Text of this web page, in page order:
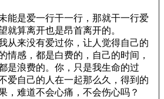
能是爱一行干一行，那就干一行爱
就算离开也是昂首离开的。
从来没有爱过你，让人觉得自己的
情感，都是白费的，自己的时间，
是浪费的。你，只是我生命的过
爱自己的人在一起那么久，得到的
，难道不会心痛，不会伤心吗？